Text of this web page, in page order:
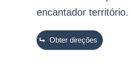
encantador território.
Obter direções